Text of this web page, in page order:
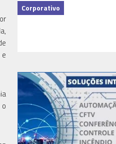
Corporativo